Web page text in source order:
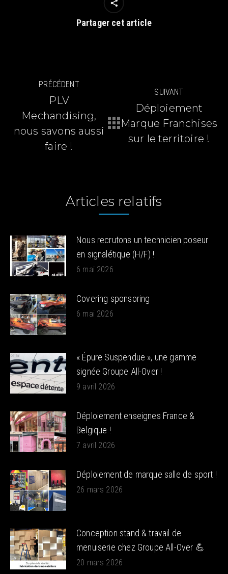
Partager cet article
Navigation
article
PRÉCÉDENT
précédent
PLV
Mechandising,
nous savons aussi
faire !
SUIVANT
Article
suivant
Déploiement
Marque Franchises
sur le territoire !
Articles relatifs
Nous recrutons un technicien poseur
en signalétique (H/F) !
6 mai 2026
Covering sponsoring
6 mai 2026
« Épure Suspendue », une gamme
signée Groupe All-Over !
9 avril 2026
Déploiement enseignes France &
Belgique !
7 avril 2026
Déploiement de marque salle de sport !
26 mars 2026
Conception stand & travail de
menuiserie chez Groupe All-Over 💪
20 mars 2026